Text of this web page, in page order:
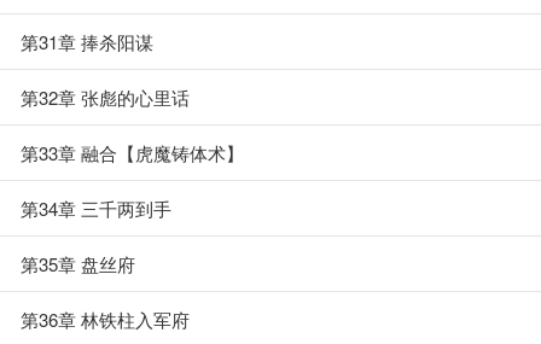
第31章 捧杀阳谋
第32章 张彪的心里话
第33章 融合【虎魔铸体术】
第34章 三千两到手
第35章 盘丝府
第36章 林铁柱入军府